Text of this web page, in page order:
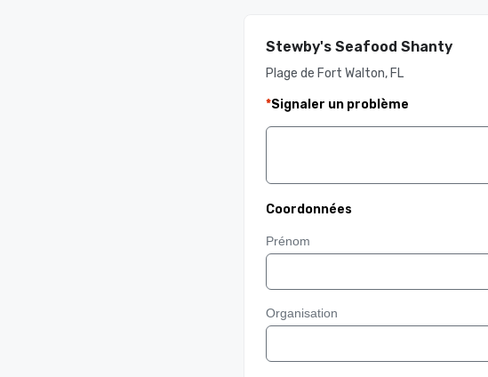
Stewby's Seafood Shanty
Plage de Fort Walton, FL
*Signaler un problème
Coordonnées
Prénom
Organisation